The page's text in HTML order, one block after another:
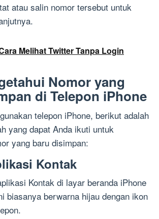
atau salin nomor tersebut untuk
Melihat Twitter Tanpa Login
Nomor yang
di Telepon iPhone
telepon iPhone, berikut adalah
yang dapat Anda ikuti untuk
yang baru disimpan:
Kontak
Kontak di layar beranda iPhone
biasanya berwarna hijau dengan ikon